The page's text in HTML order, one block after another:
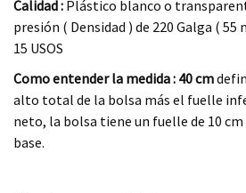
Calidad : Plástico blanco o
presión ( Densidad ) de 220 Galga (
15 USOS
Como entender la medida : 40 cm
alto total de la bolsa más el fuelle
neto, la bolsa tiene un fuelle de 10
base.